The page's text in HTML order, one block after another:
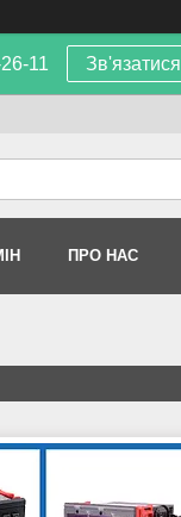
11 Зв'язатися
ПРО НАС